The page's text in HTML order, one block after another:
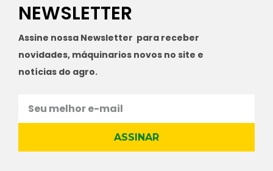
NEWSLETTER
Assine nossa Newsletter para receber
novidades, máquinarios novos no site e
notícias do agro.
ASSINAR